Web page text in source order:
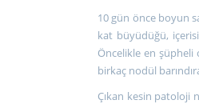
10 gün önce boyun
kat büyüdüğü,
Öncelikle en şüpheli
birkaç nodül
Çıkan kesin patoloji